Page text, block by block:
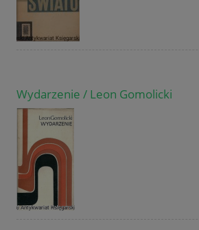
Wydarzenie / Leon Gomolicki